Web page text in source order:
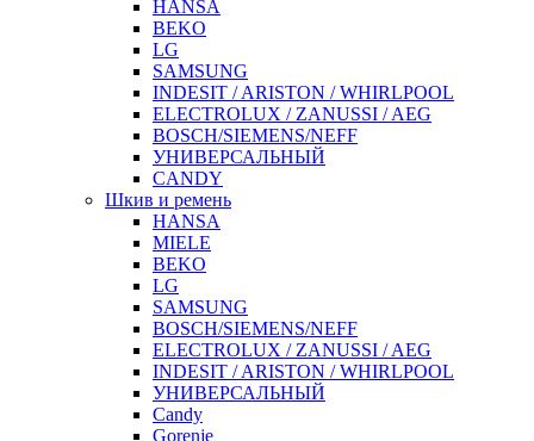
HANSA
BEKO
LG
SAMSUNG
INDESIT / ARISTON / WHIRLPOOL
ELECTROLUX / ZANUSSI / AEG
BOSCH/SIEMENS/NEFF
УНИВЕРСАЛЬНЫЙ
CANDY
Шкив и ремень
HANSA
MIELE
BEKO
LG
SAMSUNG
BOSCH/SIEMENS/NEFF
ELECTROLUX / ZANUSSI / AEG
INDESIT / ARISTON / WHIRLPOOL
УНИВЕРСАЛЬНЫЙ
Candy
Gorenje